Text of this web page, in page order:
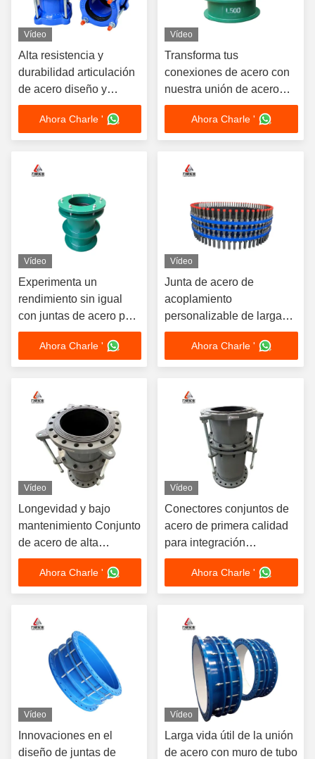
Vídeo
Alta resistencia y
durabilidad articulación
de acero diseño y
construcción flexibles
con conexión de brida
Ahora Charle '
Vídeo
Transforma tus
conexiones de acero con
nuestra unión de acero
superior para obtener la
máxima resistencia
Ahora Charle '
Vídeo
Experimenta un
rendimiento sin igual
con juntas de acero para
conexiones industriales
Ahora Charle '
Vídeo
Junta de acero de
acoplamiento
personalizable de larga
duración y bajo
mantenimiento
Ahora Charle '
Vídeo
Longevidad y bajo
mantenimiento Conjunto
de acero de alta
resistencia con brida
más segura
Ahora Charle '
Vídeo
Conectores conjuntos de
acero de primera calidad
para integración
estructural sin fisuras
Ahora Charle '
Vídeo
Innovaciones en el
diseño de juntas de
Vídeo
Larga vida útil de la unión
de acero con muro de tubo